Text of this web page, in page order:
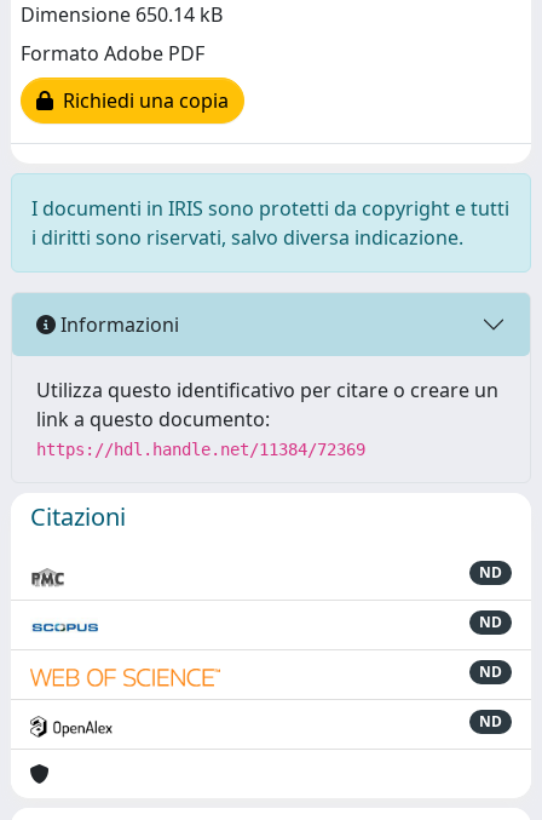
Dimensione 650.14 kB
Formato Adobe PDF
Richiedi una copia
I documenti in IRIS sono protetti da copyright e tutti
i diritti sono riservati, salvo diversa indicazione.
Informazioni
Utilizza questo identificativo per citare o creare un
link a questo documento:
https://hdl.handle.net/11384/72369
Citazioni
ND
ND
ND
ND